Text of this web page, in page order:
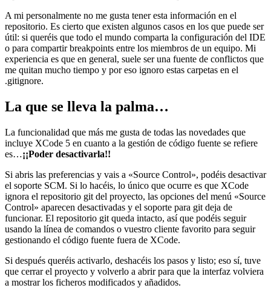
A mi personalmente no me gusta tener esta información en el
repositorio. Es cierto que existen algunos casos en los que puede ser
útil: si queréis que todo el mundo comparta la configuración del IDE
o para compartir breakpoints entre los miembros de un equipo. Mi
experiencia es que en general, suele ser una fuente de conflictos que
me quitan mucho tiempo y por eso ignoro estas carpetas en el
.gitignore.
La que se lleva la palma…
La funcionalidad que más me gusta de todas las novedades que
incluye XCode 5 en cuanto a la gestión de código fuente se refiere
es…¡¡Poder desactivarla!!
Si abris las preferencias y vais a «Source Control», podéis desactivar
el soporte SCM. Si lo hacéis, lo único que ocurre es que XCode
ignora el repositorio git del proyecto, las opciones del menú «Source
Control» aparecen desactivadas y el soporte para git deja de
funcionar. El repositorio git queda intacto, así que podéis seguir
usando la línea de comandos o vuestro cliente favorito para seguir
gestionando el código fuente fuera de XCode.
Si después queréis activarlo, deshacéis los pasos y listo; eso sí, tuve
que cerrar el proyecto y volverlo a abrir para que la interfaz volviera
a mostrar los ficheros modificados y añadidos.